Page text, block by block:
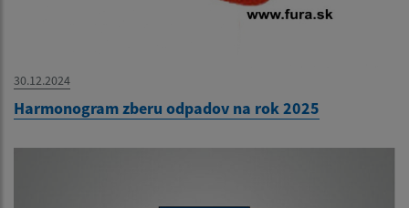
30.12.2024
Harmonogram zberu odpadov na rok 2025